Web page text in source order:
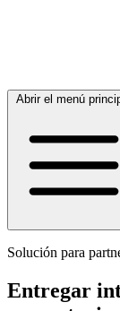
Abrir el menú
Solución para
Entregar